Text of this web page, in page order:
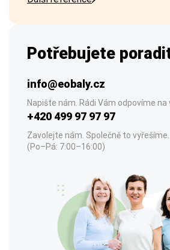
Potřebujete
info@eobaly.cz
Napište nám. Rádi Vám odpovíme na
+420 499 97 97 97
Zavolejte nám. Společně to vyřešíme.
(Po–Pá: 7:00–16:00)